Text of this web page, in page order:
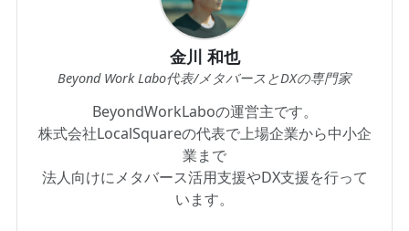
金川 和也
Beyond Work Labo代表/メタバースとDXの専門家
BeyondWorkLaboの運営主です。
株式会社LocalSquareの代表で上場企業から中小企
業まで
法人向けにメタバース活用支援やDX支援を行って
います。